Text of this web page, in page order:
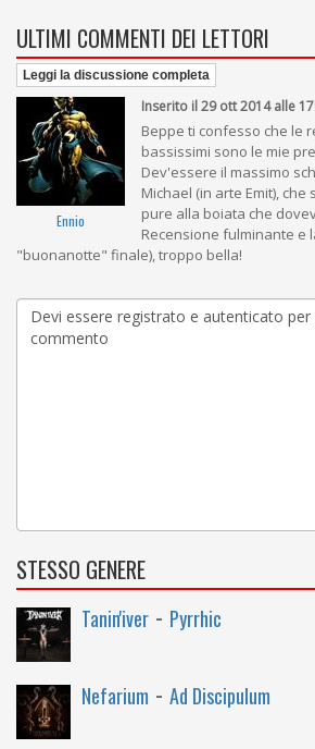
ULTIMI COMMENTI DEI LETTORI
Leggi la discussione completa
Ennio
Inserito il 29 ott 2014 alle
Beppe ti confesso che le
bassissimi sono le mie
Dev'essere il massimo
Michael (in arte Emit),
pure alla boiata che
Recensione fulminante e
"buonanotte" finale), troppo bella!
STESSO GENERE
Tanin'iver - Pyrrhic
Nefarium - Ad Discipulum